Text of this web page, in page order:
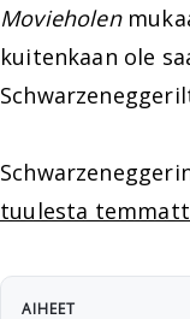
Movieholen
kuitenkaan ole
tuulesta
AIHEET